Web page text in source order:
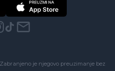
je njegovo preuzimanje bez